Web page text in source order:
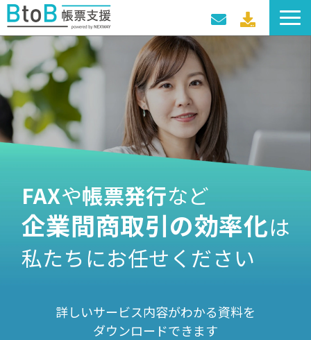
サービス一覧
導入事例
料金プラン
セミナー・イベント
FAXや帳票発行など
企業間商取引の効率化は
私たちにお任せください
詳しいサービス内容がわかる資料を
ダウンロードできます